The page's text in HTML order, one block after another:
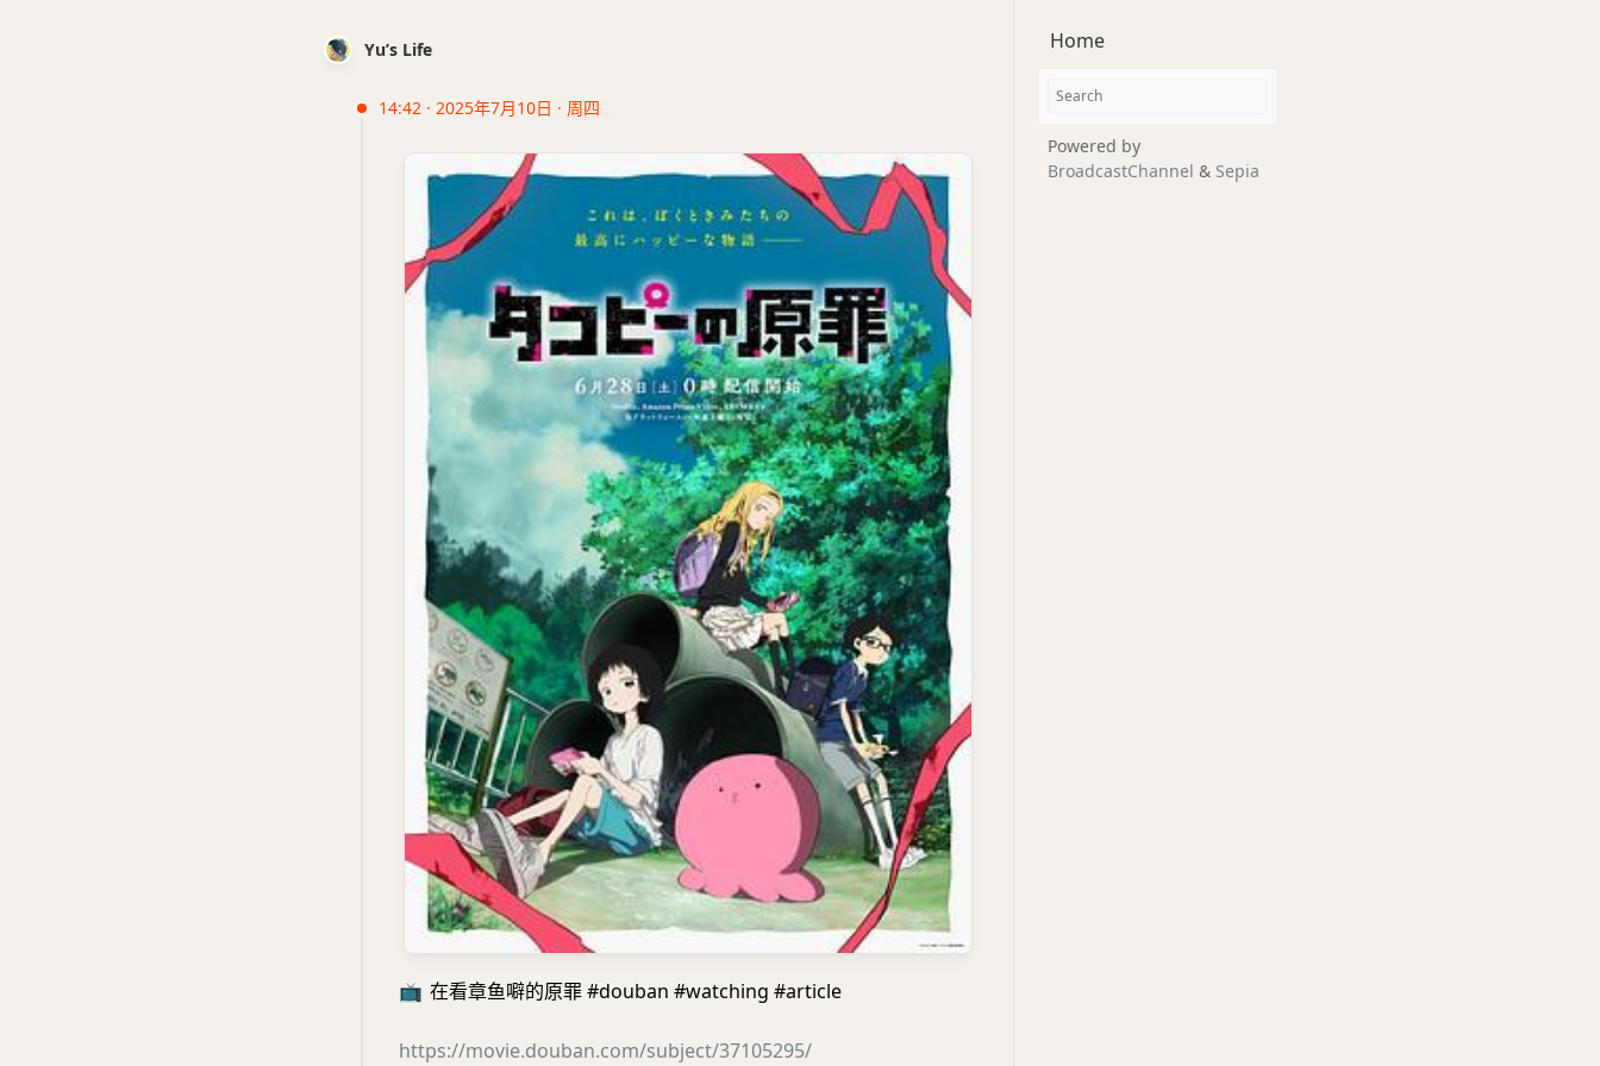
Yu’s Life
14:42 · 2025年7月10日 · 周四
📺 在看章鱼噼的原罪 #douban #watching #article
https://movie.douban.com/subject/37105295/
Home
Powered by
BroadcastChannel & Sepia